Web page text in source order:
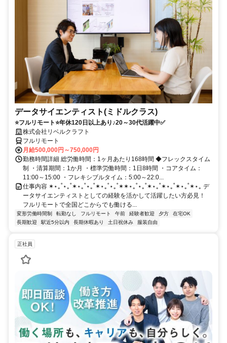
データサイエンティスト(ミドルクラス)
⭐フルリモート⭐年休120日以上あり♪20～30代活躍中✅
株式会社リベルクラフト
フルリモート
月給500,000円～750,000円
勤務時間詳細 総労働時間：1ヶ月あたり168時間 ◆フレックスタイム
制 ・清算期間：1か月 ・標準労働時間：1日8時間 ・コアタイム：
11:00～15:00 ・フレキシブルタイム：5:00～22:0...
仕事内容 ✶⋆｡˚⋆｡˚✶⋆｡˚⋆｡˚✶⋆｡˚⋆｡˚✶✶⋆｡˚⋆｡˚✶⋆｡˚✶⋆｡˚✶⋆｡˚✶⋆｡ デ
ータサイエンティストとしての経験を活かして活躍したい方必見！
フルリモートで全国どこからでも働ける...
変形労働時間制 転勤なし フルリモート 午前 経験者歓迎 夕方
在宅OK
長期歓迎
駅近5分以内 長期休暇あり 土日祝休み 服装自由
正社員